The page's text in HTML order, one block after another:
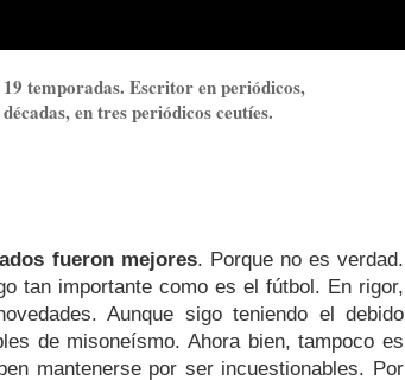
temporadas. Escritor en periódicos,
en tres periódicos ceutíes.
fueron mejores. Porque no es verdad.
tan importante como es el fútbol. En rigor,
Aunque sigo teniendo el debido
de misoneísmo. Ahora bien, tampoco es
mantenerse por ser incuestionables. Por